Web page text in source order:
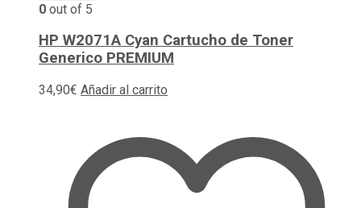
0 out of 5
HP W2071A Cyan Cartucho de Toner
Generico PREMIUM
34,90€ Añadir al carrito